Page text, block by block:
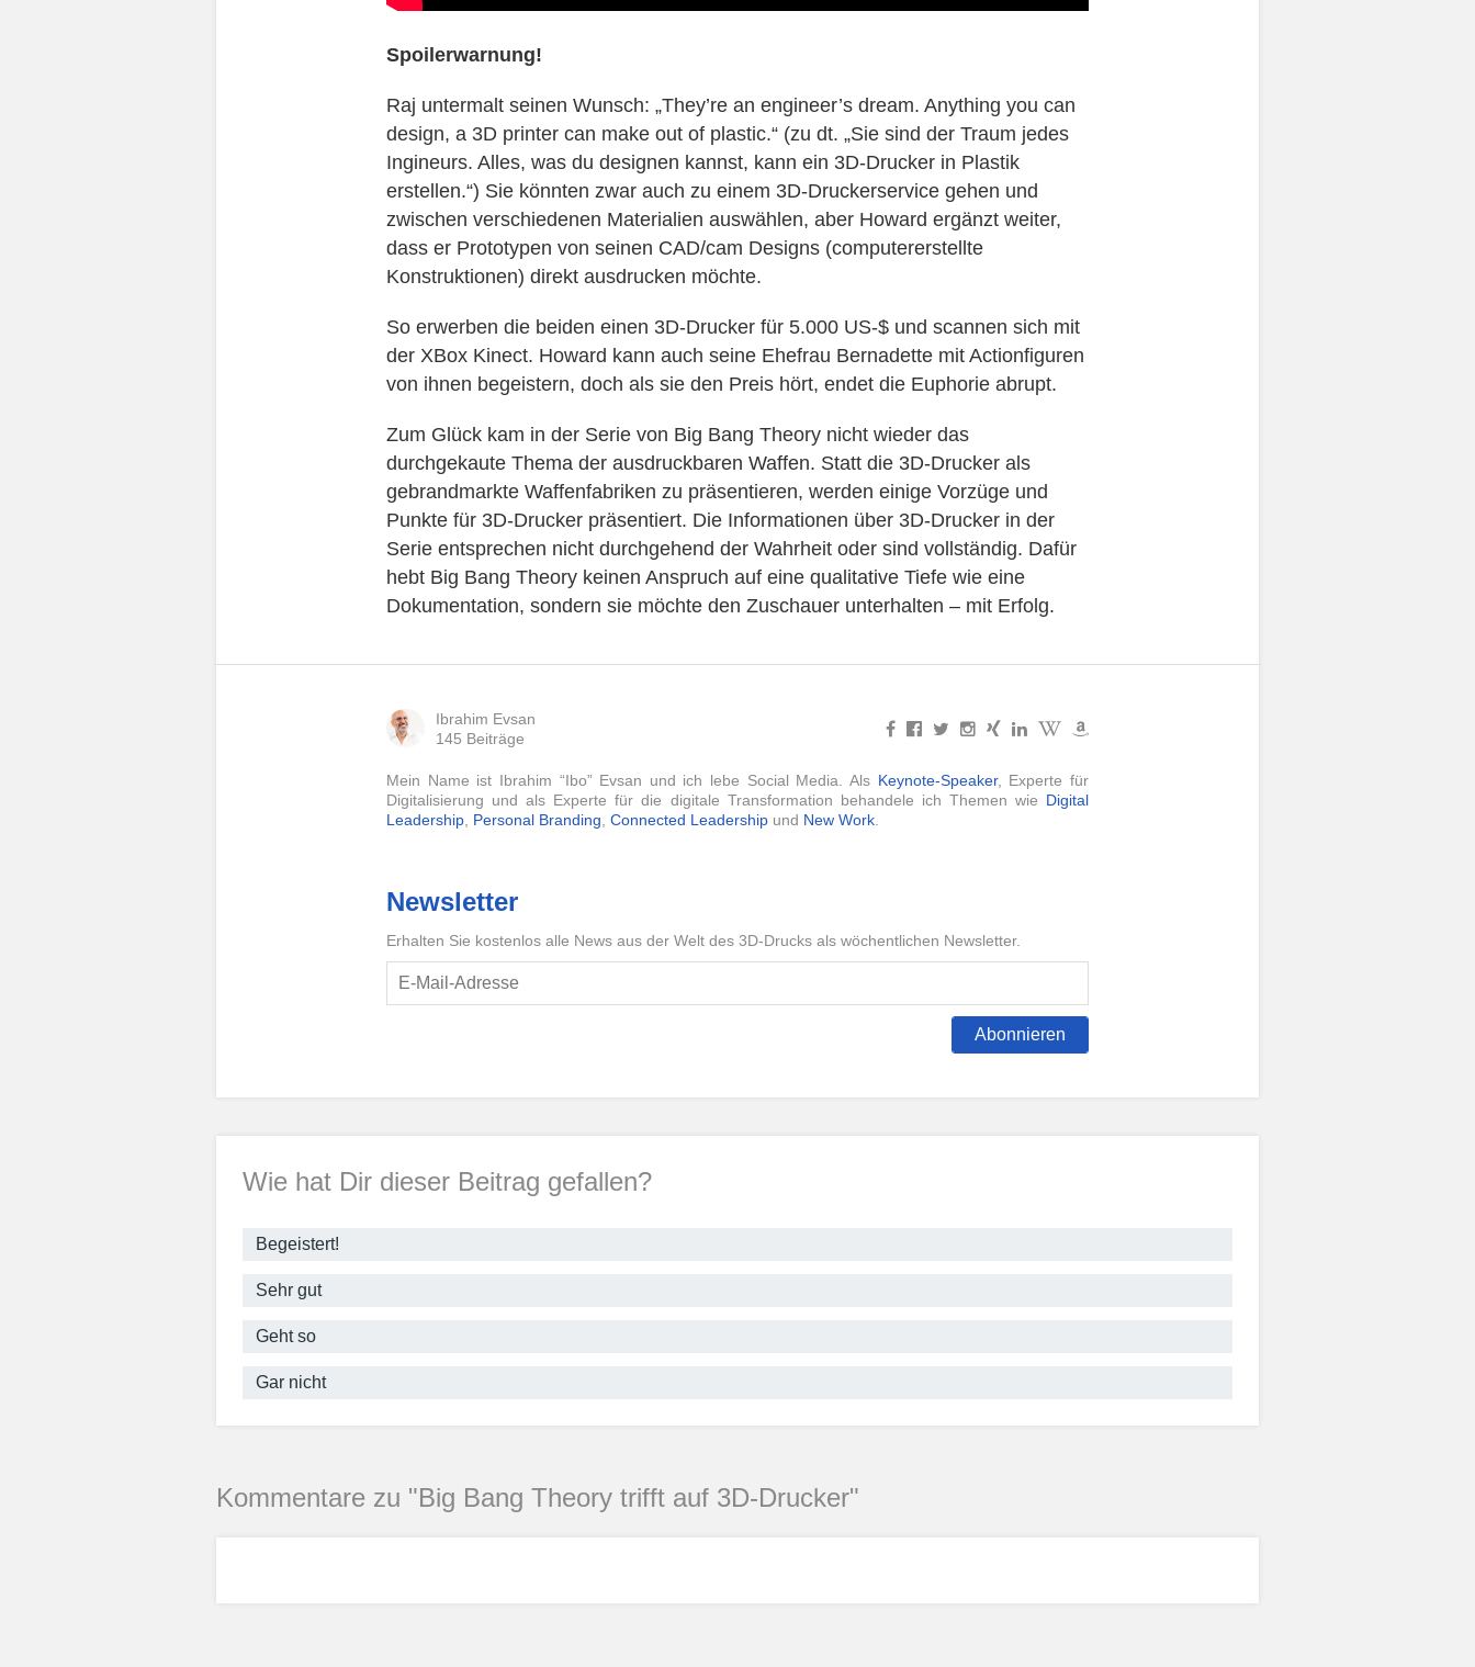
Spoilerwarnung!
Raj untermalt seinen Wunsch: „They’re an engineer’s dream. Anything you can
design, a 3D printer can make out of plastic.“ (zu dt. „Sie sind der Traum jedes
Ingineurs. Alles, was du designen kannst, kann ein 3D-Drucker in Plastik
erstellen.“) Sie könnten zwar auch zu einem 3D-Druckerservice gehen und
zwischen verschiedenen Materialien auswählen, aber Howard ergänzt weiter,
dass er Prototypen von seinen CAD/cam Designs (computererstellte
Konstruktionen) direkt ausdrucken möchte.
So erwerben die beiden einen 3D-Drucker für 5.000 US-$ und scannen sich mit
der XBox Kinect. Howard kann auch seine Ehefrau Bernadette mit Actionfiguren
von ihnen begeistern, doch als sie den Preis hört, endet die Euphorie abrupt.
Zum Glück kam in der Serie von Big Bang Theory nicht wieder das
durchgekaute Thema der ausdruckbaren Waffen. Statt die 3D-Drucker als
gebrandmarkte Waffenfabriken zu präsentieren, werden einige Vorzüge und
Punkte für 3D-Drucker präsentiert. Die Informationen über 3D-Drucker in der
Serie entsprechen nicht durchgehend der Wahrheit oder sind vollständig. Dafür
hebt Big Bang Theory keinen Anspruch auf eine qualitative Tiefe wie eine
Dokumentation, sondern sie möchte den Zuschauer unterhalten – mit Erfolg.
Ibrahim Evsan
145 Beiträge
Mein Name ist Ibrahim “Ibo” Evsan und ich lebe Social Media. Als Keynote-Speaker, Experte für
Digitalisierung und als Experte für die digitale Transformation behandele ich Themen wie Digital
Leadership Personal Branding Connected Leadership und New Work
Newsletter
Erhalten Sie kostenlos alle News aus der Welt des 3D-Drucks als wöchentlichen Newsletter.
Abonnieren
Wie hat Dir dieser Beitrag gefallen?
Begeistert!
Sehr gut
Geht so
Gar nicht
Kommentare zu "Big Bang Theory trifft auf 3D-Drucker"